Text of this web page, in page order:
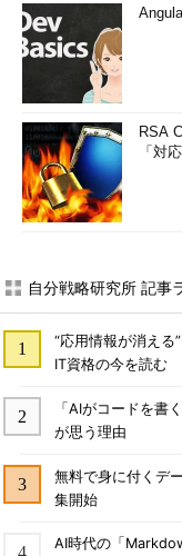
RSA
「対
自分戦略研究所 記事
“応用情報が消え
IT資格の今を読む
「AIがコードを書
が思う理由
無料で身に付くデ
集開始
AI時代の「